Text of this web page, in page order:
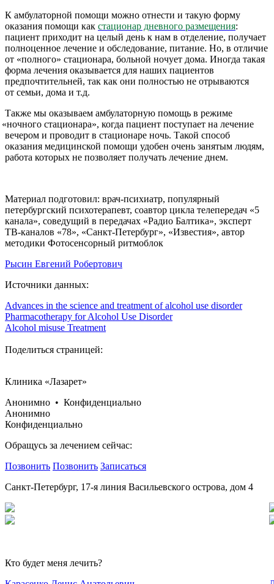
К амбулаторной помощи можно отнести и такую форму
оказания помощи как стационар дневного размещения:
пациент приходит на целый день к нам в отделение, получает
полноценное лечение и обследование, питание. Но, в отличие
от «полного» стационара, больной ночует дома. Иногда такая
форма лечения оказывается для наших пациентов
предпочтительней, так как они полностью не отрываются
от семьи, дома и т.д.
Также мы оказываем амбулаторную помощь в режиме
«ночного стационара», когда пациент поступает на лечение
вечером и проводит в стационаре ночь. Такой способ
оказания медицинской помощи удобен очень занятым людям,
работа которых не позволяет получать лечение днем.
Материал подготовил: врач-психиатр, популярный
петербургский психотерапевт, соавтор цикла телепередач «5
канала», соведущий в передачах «Радио Балтика», эксперт
ТВ-каналов «78», «Санкт-Петербург», «Известия», автор
методики Фотосенсорный ритмоблок
Рысин Евгений Робертович
Источники данных:
Advances in the science and treatment of alcohol use disorder
Pharmacotherapy for Alcohol Use Disorder
Alcohol misuse Treatment
Поделиться страницей:
Клиника «Лазарет»
Анонимно • Конфиденциально
Анонимно
Конфиденциально
Обращусь за лечением сейчас:
Позвонить Позвонить Записаться
Санкт-Петербург, 17-я линия Васильевского острова, дом 4
Кто будет меня лечить?